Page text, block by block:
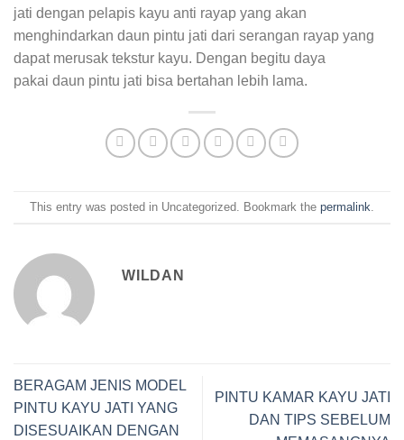
jati dengan pelapis kayu anti rayap yang akan
menghindarkan daun pintu jati dari serangan rayap yang
dapat merusak tekstur kayu. Dengan begitu daya
pakai daun pintu jati bisa bertahan lebih lama.
This entry was posted in Uncategorized. Bookmark the permalink
WILDAN
BERAGAM JENIS MODEL
PINTU KAYU JATI YANG
DISESUAIKAN DENGAN
PINTU KAMAR KAYU JATI
DAN TIPS SEBELUM